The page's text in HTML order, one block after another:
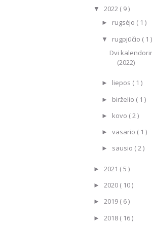
▼ 2022 ( 9 )
► rugsėjo ( 1 )
▼ rugpjūčio ( 1 )
Dvi
(2022)
► liepos ( 1 )
► birželio ( 1 )
► kovo ( 2 )
► vasario ( 1 )
► sausio ( 2 )
► 2021 ( 5 )
► 2020 ( 10 )
► 2019 ( 6 )
► 2018 ( 16 )